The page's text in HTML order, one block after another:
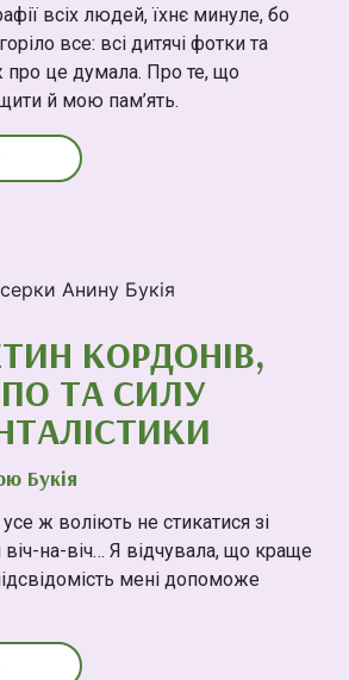
всіх людей, їхнє минуле, бо
все: всі дитячі фотки та
про це думала. Про те, що
й мою пам’ять.
КОРДОНІВ,
ТА СИЛУ
Букія
ж воліють не стикатися зі
на-віч… Я відчувала, що краще
мені допоможе